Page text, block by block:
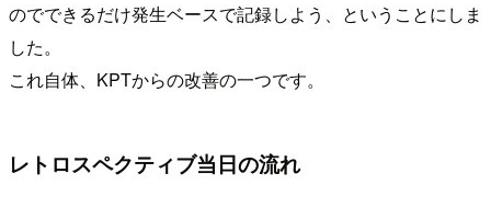
のでできるだけ発生ベースで記録しよう、ということにしま
した。
これ自体、KPTからの改善の一つです。
レトロスペクティブ当日の流れ